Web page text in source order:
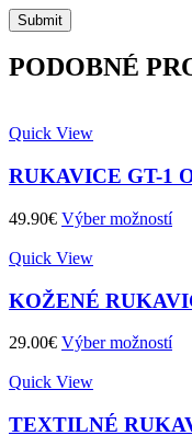
PODOBNÉ
Quick View
RUKAVICE GT-1
49.90€ Výber možností
Quick View
KOŽENÉ
29.00€ Výber možností
Quick View
TEXTILNÉ